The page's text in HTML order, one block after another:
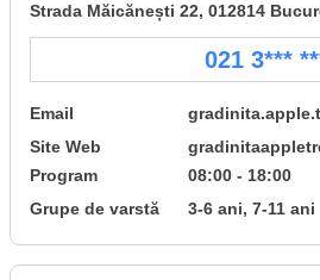
Strada Măicănești 22, 012814
021 3***
Email
Site Web
Program
08:00 - 18:00
Grupe de varstă
3-6 ani, 7-11 ani